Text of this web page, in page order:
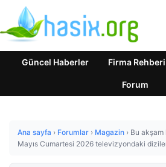
Güncel Haberler Firma Rehberi
Forum
Ana sayfa › Forumlar › Magazin › Bu akşam
Mayıs Cumartesi 2026 televizyondaki